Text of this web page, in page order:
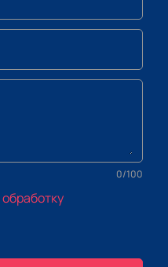
0/100
обработку